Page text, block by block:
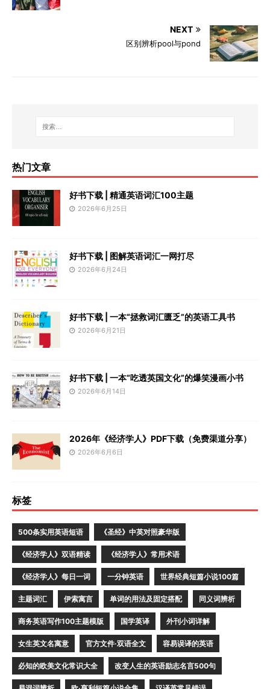
NEXT
区别辨析pool与pond
热门文章
好书下载 | 精通英语词汇100主题
2026年6月25日
好书下载 | 图解英语词汇一网打尽
2026年6月24日
好书下载 | 一本“拯救词汇匮乏”的英语工具书
2026年6月21日
好书下载 | 一本“吃透英国文化”的爆笑漫画小书
2026年6月14日
2026年《经济学人》PDF下载（免费渠道分享）
2026年6月6日
标签
500条实用英语短语 《圣经》中英对照豪华版
《经济学人》双语精读 《经济学人》常用术语
《经济学人》每日一词 一分钟英语 世界经典短篇小说100篇
主题词汇 伊索寓言 单词的用法及固定搭配 同义词辨析
商务英语写作100主题模版 国学英译 外刊小词详解
女生英文名寓意 官方文件·双语全文 容易误译的英语
必知的欧美文化常识大全 改变人生的英语励志名言500句